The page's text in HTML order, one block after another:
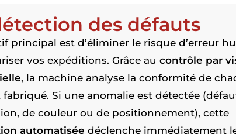
des défauts
principal est d’éliminer le risque d’erreur
vos expéditions. Grâce au contrôle par
, la machine analyse la conformité de
Si une anomalie est détectée
de couleur ou de positionnement), cette
automatisée déclenche immédiatement